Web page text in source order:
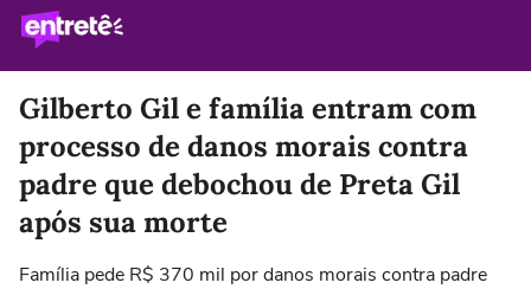
Gilberto Gil e família entram com
processo de danos morais contra
padre que debochou de Preta Gil
após sua morte
Família pede R$ 370 mil por danos morais contra padre